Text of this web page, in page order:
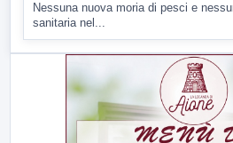
Nessuna nuova moria di pesci e
sanitaria nel...